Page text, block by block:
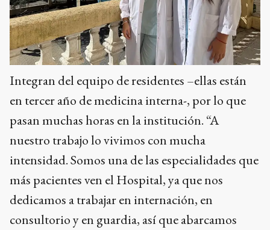
Integran del equipo de residentes –ellas están
en tercer año de medicina interna-, por lo que
pasan muchas horas en la institución. “A
nuestro trabajo lo vivimos con mucha
intensidad. Somos una de las especialidades que
más pacientes ven el Hospital, ya que nos
dedicamos a trabajar en internación, en
consultorio y en guardia, así que abarcamos